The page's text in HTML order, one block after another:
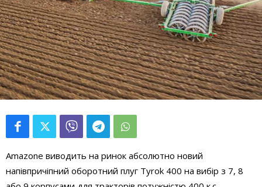
Amazone виводить на ринок абсолютно новий
напівпричіпний оборотний плуг Tyrok 400 на вибір з 7, 8